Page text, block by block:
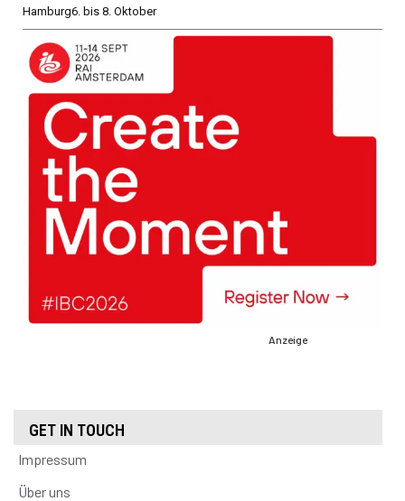
Hamburg6. bis 8. Oktober
Anzeige
GET IN TOUCH
Impressum
Über uns